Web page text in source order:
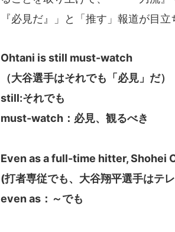
『必見だ』」と「推す」報道が目立
Ohtani is still must-watch
（大谷選手はそれでも「必見」だ）
still:それでも
must-watch：必見、観るべき
Even as a full-time hitter, Shohei
(打者専従でも、大谷翔平選手はテ
even as：～でも